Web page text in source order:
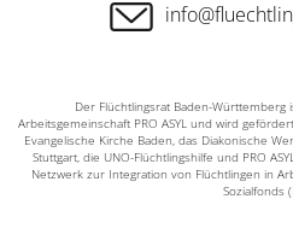
Der Flüchtlingsrat Baden-
Arbeitsgemeinschaft PRO ASYL und wird
Evangelische Kirche Baden, das Diakonische
Stuttgart, die UNO-Flüchtlingshilfe und PRO
Netzwerk zur Integration von Flüchtlingen in
Sozialfonds